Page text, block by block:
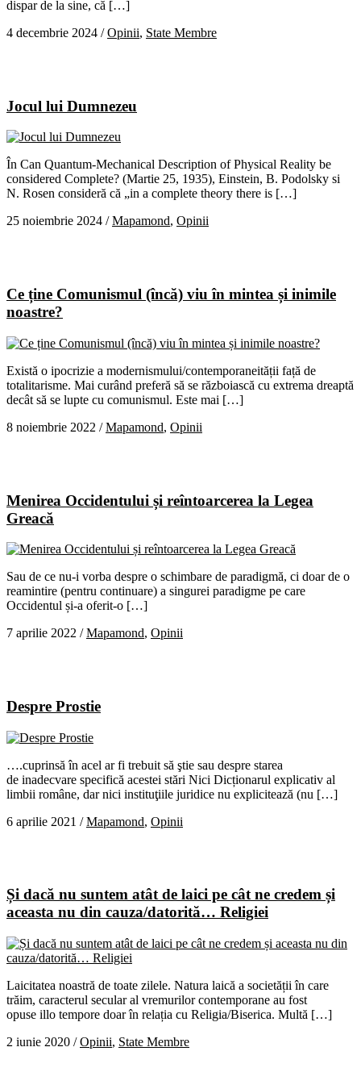
dispar de la sine, că […]
4 decembrie 2024 /Opinii, State Membre
Jocul lui Dumnezeu
În Can Quantum-Mechanical Description of Physical Reality be
considered Complete? (Martie 25, 1935), Einstein, B. Podolsky si
N. Rosen consideră că „in a complete theory there is […]
25 noiembrie 2024 /Mapamond, Opinii
Ce ține Comunismul (încă) viu în mintea și inimile
noastre?
Există o ipocrizie a modernismului/contemporaneității față de
totalitarisme. Mai curând preferă să se războiască cu extrema dreaptă
decât să se lupte cu comunismul. Este mai […]
8 noiembrie 2022 /Mapamond, Opinii
Menirea Occidentului și reîntoarcerea la Legea
Greacă
Sau de ce nu-i vorba despre o schimbare de paradigmă, ci doar de o
reamintire (pentru continuare) a singurei paradigme pe care
Occidentul și-a oferit-o […]
7 aprilie 2022 /Mapamond, Opinii
Despre Prostie
….cuprinsă în acel ar fi trebuit să ştie sau despre starea
de inadecvare specifică acestei stări Nici Dicționarul explicativ al
limbii române, dar nici instituţiile juridice nu explicitează (nu […]
6 aprilie 2021 /Mapamond, Opinii
Și dacă nu suntem atât de laici pe cât ne credem și
aceasta nu din cauza/datorită… Religiei
Laicitatea noastră de toate zilele. Natura laică a societății în care
trăim, caracterul secular al vremurilor contemporane au fost
opuse illo tempore doar în relația cu Religia/Biserica. Multă […]
2 iunie 2020 /Opinii, State Membre